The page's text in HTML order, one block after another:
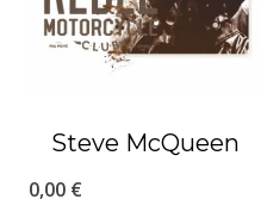
Steve McQueen
0,00 €